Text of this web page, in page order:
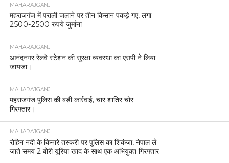
MAHARAJGANJ
महराजगंज में पराली जलाने पर तीन किसान पकड़े गए, लगा
2500-2500 रुपये जुर्माना
MAHARAJGANJ
आनंदनगर रेलवे स्टेशन की सुरक्षा व्यवस्था का एसपी ने लिया
जायजा।
MAHARAJGANJ
महराजगंज पुलिस की बड़ी कार्रवाई, चार शातिर चोर
गिरफ्तार।
MAHARAJGANJ
रोहिन नदी के किनारे तस्करी पर पुलिस का शिकंजा, नेपाल ले
जाते समय 2 बोरी यूरिया खाद के साथ एक अभियुक्त गिरफ्तार